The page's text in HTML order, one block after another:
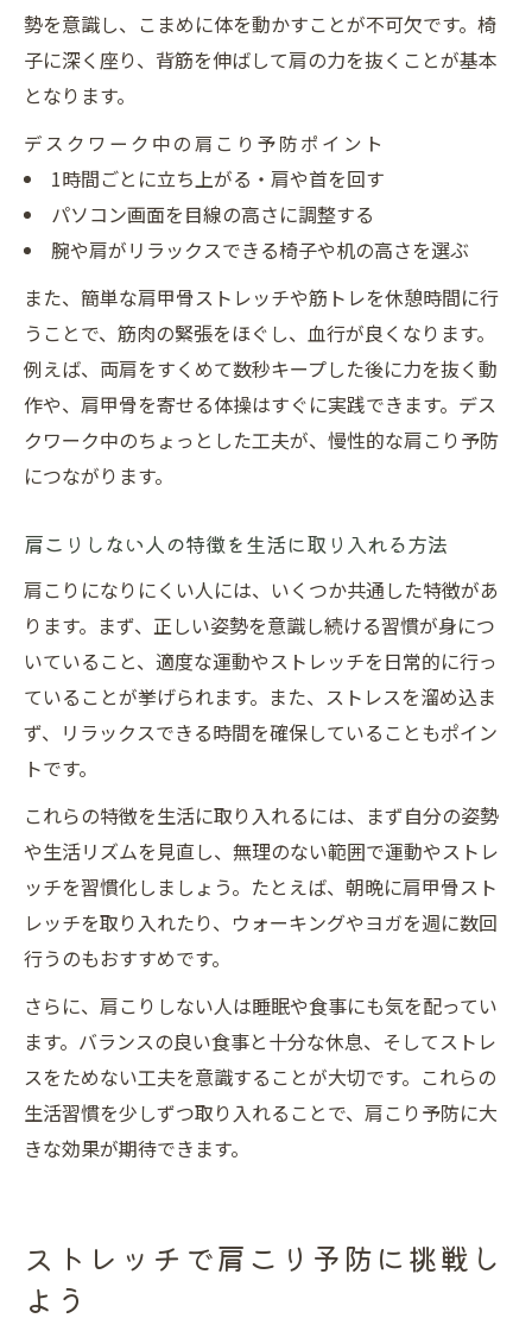
勢を意識し、こまめに体を動かすことが不可欠です。椅
子に深く座り、背筋を伸ばして肩の力を抜くことが基本
となります。
デスクワーク中の肩こり予防ポイント
1時間ごとに立ち上がる・肩や首を回す
パソコン画面を目線の高さに調整する
腕や肩がリラックスできる椅子や机の高さを選ぶ
また、簡単な肩甲骨ストレッチや筋トレを休憩時間に行
うことで、筋肉の緊張をほぐし、血行が良くなります。
例えば、両肩をすくめて数秒キープした後に力を抜く動
作や、肩甲骨を寄せる体操はすぐに実践できます。デス
クワーク中のちょっとした工夫が、慢性的な肩こり予防
につながります。
肩こりしない人の特徴を生活に取り入れる方法
肩こりになりにくい人には、いくつか共通した特徴があ
ります。まず、正しい姿勢を意識し続ける習慣が身につ
いていること、適度な運動やストレッチを日常的に行っ
ていることが挙げられます。また、ストレスを溜め込ま
ず、リラックスできる時間を確保していることもポイン
トです。
これらの特徴を生活に取り入れるには、まず自分の姿勢
や生活リズムを見直し、無理のない範囲で運動やストレ
ッチを習慣化しましょう。たとえば、朝晩に肩甲骨スト
レッチを取り入れたり、ウォーキングやヨガを週に数回
行うのもおすすめです。
さらに、肩こりしない人は睡眠や食事にも気を配ってい
ます。バランスの良い食事と十分な休息、そしてストレ
スをためない工夫を意識することが大切です。これらの
生活習慣を少しずつ取り入れることで、肩こり予防に大
きな効果が期待できます。
ストレッチで肩こり予防に挑戦し
よう